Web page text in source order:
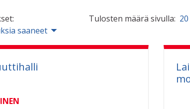
saaneet
Tulosten määrä sivulla: 20